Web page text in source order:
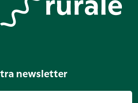
newsletter